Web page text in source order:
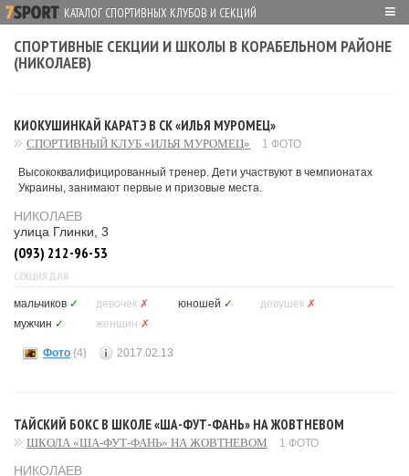
КАТАЛОГ СПОРТИВНЫХ КЛУБОВ И СЕКЦИЙ ≡
СПОРТИВНЫЕ СЕКЦИИ И ШКОЛЫ В КОРАБЕЛЬНОМ РАЙОНЕ
(НИКОЛАЕВ)
КИОКУШИНКАЙ КАРАТЭ В СК «ИЛЬЯ МУРОМЕЦ»
СПОРТИВНЫЙ КЛУБ «ИЛЬЯ МУРОМЕЦ» 1 ФОТО
Высококвалифицированный тренер. Дети участвуют в чемпионатах
Украины, занимают первые и призовые места.
НИКОЛАЕВ
улица Глинки, 3
(093) 212-96-53
СЕКЦИЯ ДЛЯ
мальчиков ✓ девочек ✗ юношей ✓ девушек ✗
мужчин ✓ женщин ✗
Фото (4) 2017.02.13
ТАЙСКИЙ БОКС В ШКОЛЕ «ША-ФУТ-ФАНЬ» НА ЖОВТНЕВОМ
ШКОЛА «ША-ФУТ-ФАНЬ» НА ЖОВТНЕВОМ 1 ФОТО
НИКОЛАЕВ